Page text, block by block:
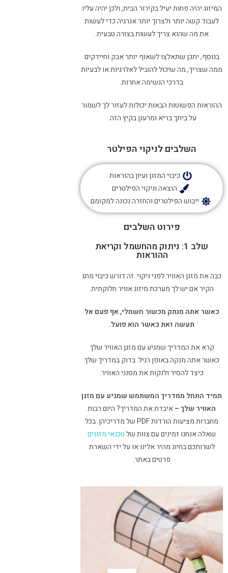
המיזוג יהיה פחות יעיל בקירור הבית, ולכן יהיה עליו
לעבוד קשה יותר ולצרוך יותר אנרגיה כדי לעשות
את מה שהוא צריך לעשות בצורה טבעית.
בנוסף, יתכן שתאלצו לשאוף יותר אבק וחיידקים
ממה שצריך, מה שיכול להוביל לאלרגיות או לבעיות
בדרכי הנשימה אחרות.
ההוראות הפשוטות הבאות יכולות לעזור לך לשמור
על ביתך בריא ומרענן בקיץ הזה.
השלבים לניקוי הפילטר
כיבוי המזגן ועיון בהוראות
הוצאה וניקוי הפילטרים
ייבוש הפילטרים והחזרה נכונה למקומם
פירוט השלבים
שלב 1: ניתוק מהחשמל וקריאת
ההוראות
כבה את מזגן האוויר לפני ניקוי. זה דורש כיבוי מתג
הקיר אם יש לך מערכת מיזוג אוויר חלוקתית.
כאשר אתה מנתק מכשור חשמלי, אף פעם אל
תעשה זאת כאשר הוא פועל.
קרא את המדריך שמגיע עם מזגן האוויר שלך
כאשר אתה מנקה באופן רגיל. בדוק במדריך שלך
כיצד להסיר ולנקות את מסנני האוויר.
תמיד התחל ממדריך המשתמש שמגיע עם מזגן
האוויר שלך –איבדת את המדריך? היום רבות
מחברות מציעות הורדות PDF של מדריכיהן. בכל
שאלה אנחנו זמינים עם צוות שלטכנאי מזגנים
לשרותכם בחיוג מהיר אלינו או על ידי השארת
פרטים באתר.